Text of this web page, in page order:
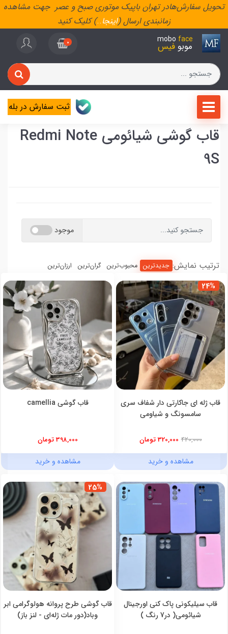
تحویل سفارش‌هادر تهران باپیک موتوری صبح و عصر جهت مشاهده
زمانبندی ارسال (اینجا..) کلیک کنید
mobo face
موبو فیس 0
ثبت سفارش در بله
قاب گوشی شیائومی Redmi Note
9S
موجود
ترتیب نمایش: جدیدترین محبوب‌ترین گران‌ترین ارزان‌ترین
24%
قاب ژله ای جاکارتی دار شفاف سری
سامسونگ و شیاومی
420,000 320,000 تومان
مشاهده و خرید
قاب گوشی camellia
398,000 تومان
مشاهده و خرید
قاب سیلیکونی پاک کنی اورجینال
شیائومی( در7 رنگ )
25%
قاب گوشی طرح پروانه هولوگرامی ابر
وباد(دور مات ژله‌ای - لنز باز)